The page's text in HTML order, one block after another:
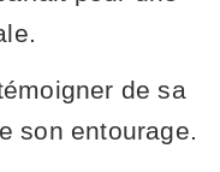
de sa
son entourage.